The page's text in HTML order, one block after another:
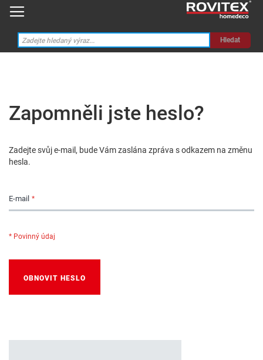
Hledat
Zapomněli jste heslo?
Zadejte svůj e-mail, bude Vám zaslána zpráva s odkazem na změnu
hesla.
E-mail
OBNOVIT HESLO